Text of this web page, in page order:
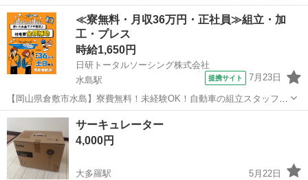
19.5㎝ 奥行 約19.5㎝ 高さ 約29.6㎝ タンク容
量 2.4リットル コードの長さ 1.2メートル ...
岡山 倉敷市 弥生駅 季節、空調家電 アロマオイル
≪寮無料・月収36万円・正社員≫組立・加
工・プレス
時給1,650円
日研トータルソーシング株式会社
水島駅
提携サイト 7月23日
【岡山県倉敷市水島】寮費無料！未経験OK！自動車の組立スタッフ
《お仕事No.NS0089》 お仕事について 車の組立作業です。専用レール
に乗って流れてくる車の骨組みに、車内外の各部品・ハンドル・足回
り・ドア・シートなどの各...
岡山 倉敷市 水島駅 その他
サーキュレーター
4,000円
大多羅駅
5月22日